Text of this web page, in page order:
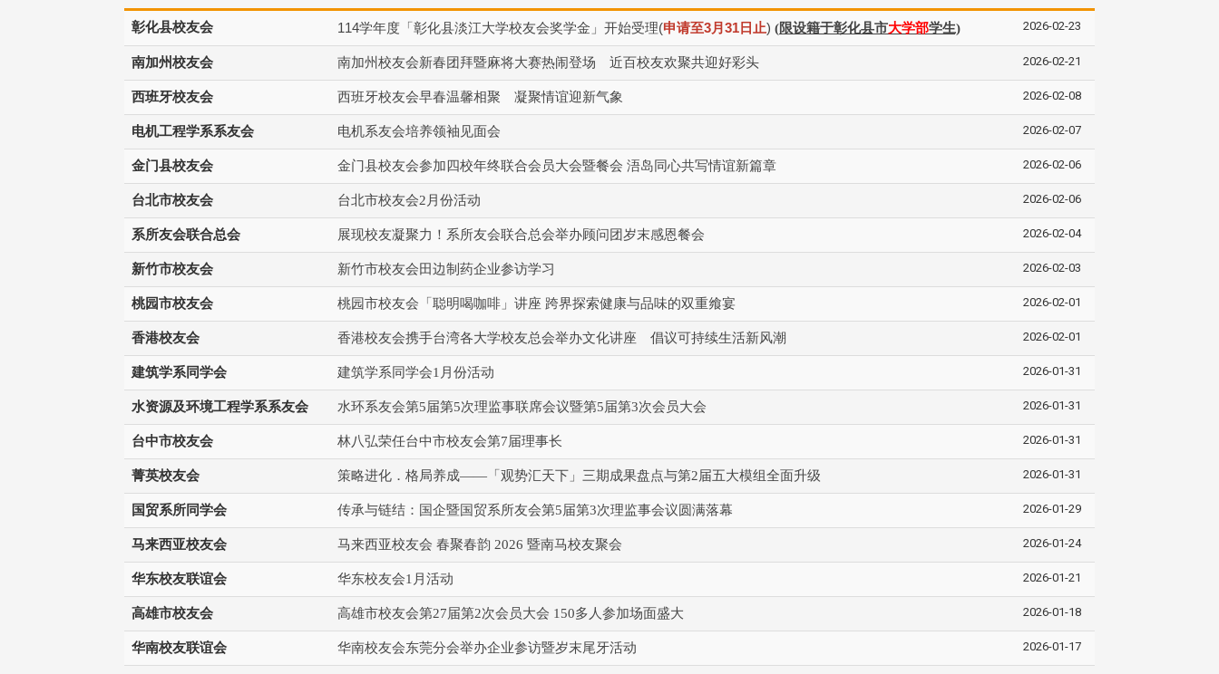
彰化县校友会 114学年度「彰化县淡江⼤学校友会奖学⾦」开始受理(申请⾄3⽉ 31 ⽇⽌) (限设籍于彰化县市大学部学生) 2026-02-23
南加州校友会 南加州校友会新春团拜暨麻将大赛热闹登场 近百校友欢聚共迎好彩头 2026-02-21
西班牙校友会 西班牙校友会早春温馨相聚 凝聚情谊迎新气象 2026-02-08
电机工程学系系友会 电机系友会培养领袖见面会 2026-02-07
金门县校友会 金门县校友会参加四校年终联合会员大会暨餐会 浯岛同心共写情谊新篇章 2026-02-06
台北市校友会 台北市校友会2月份活动 2026-02-06
系所友会联合总会 展现校友凝聚力！系所友会联合总会举办顾问团岁末感恩餐会 2026-02-04
新竹市校友会 新竹市校友会田边制药企业参访学习 2026-02-03
桃园市校友会 桃园市校友会「聪明喝咖啡」讲座 跨界探索健康与品味的双重飨宴 2026-02-01
香港校友会 香港校友会携手台湾各大学校友总会举办文化讲座 倡议可持续生活新风潮 2026-02-01
建筑学系同学会 建筑学系同学会1月份活动 2026-01-31
水资源及环境工程学系系友会 水环系友会第5届第5次理监事联席会议暨第5届第3次会员大会 2026-01-31
台中市校友会 林八弘荣任台中市校友会第7届理事长 2026-01-31
菁英校友会 策略进化．格局养成——「观势汇天下」三期成果盘点与第2届五大模组全面升级 2026-01-31
国贸系所同学会 传承与链结：国企暨国贸系所友会第5届第3次理监事会议圆满落幕 2026-01-29
马来西亚校友会 马来西亚校友会 春聚春韵 2026 暨南马校友聚会 2026-01-24
华东校友联谊会 华东校友会1月活动 2026-01-21
高雄市校友会 高雄市校友会第27届第2次会员大会 150多人参加场面盛大 2026-01-18
华南校友联谊会 华南校友会东莞分会举办企业参访暨岁末尾牙活动 2026-01-17